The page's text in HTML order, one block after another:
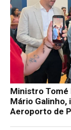
Ministro Tomé
Mário
Aeroporto de